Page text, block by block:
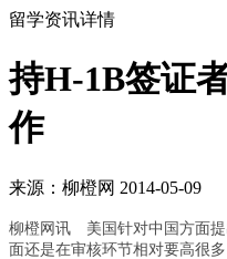
留学资讯详情
持H-1B签证
作
来源：柳橙网 2014-05-09
柳橙网讯 美国针对中国方面
面还是在审核环节相对要高很